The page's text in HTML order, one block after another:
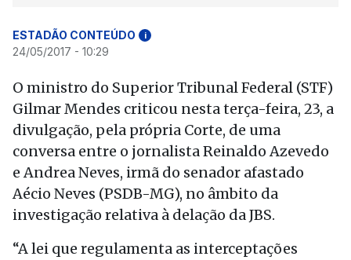
ESTADÃO CONTEÚDO i
24/05/2017 - 10:29
O ministro do Superior Tribunal Federal (STF)
Gilmar Mendes criticou nesta terça-feira, 23, a
divulgação, pela própria Corte, de uma
conversa entre o jornalista Reinaldo Azevedo
e Andrea Neves, irmã do senador afastado
Aécio Neves (PSDB-MG), no âmbito da
investigação relativa à delação da JBS.
“A lei que regulamenta as interceptações